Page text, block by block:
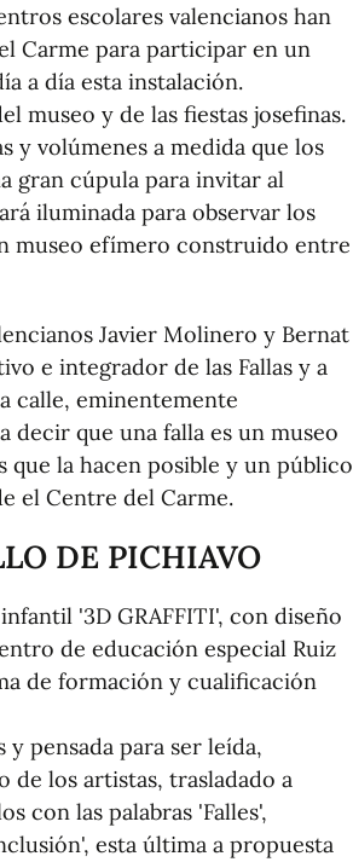
escolares valencianos han
Carme para participar en un
a día esta instalación.
museo y de las fiestas josefinas.
y volúmenes a medida que los
gran cúpula para invitar al
iluminada para observar los
museo efímero construido entre
Javier Molinero y Bernat
e integrador de las Fallas y a
calle, eminentemente
decir que una falla es un museo
que la hacen posible y un público
el Centre del Carme.
DE PICHIAVO
'3D GRAFFITI', con diseño
de educación especial Ruiz
de formación y cualificación
pensada para ser leída,
de los artistas, trasladado a
con las palabras 'Falles',
esta última a propuesta